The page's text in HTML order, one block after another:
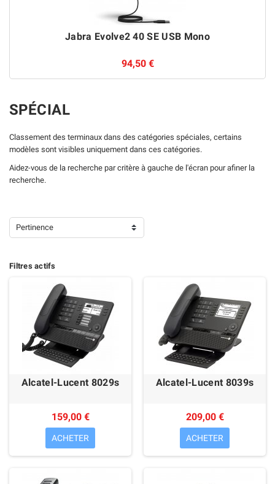
Jabra Evolve2 40 SE USB Mono
94,50 €
SPÉCIAL
Classement des terminaux dans des catégories spéciales, certains
modèles sont visibles uniquement dans ces catégories.
Aidez-vous de la recherche par critère à gauche de l'écran pour afiner la
recherche.
Pertinence
Filtres actifs
Alcatel-Lucent 8029s
159,00 €
ACHETER
Alcatel-Lucent 8039s
209,00 €
ACHETER